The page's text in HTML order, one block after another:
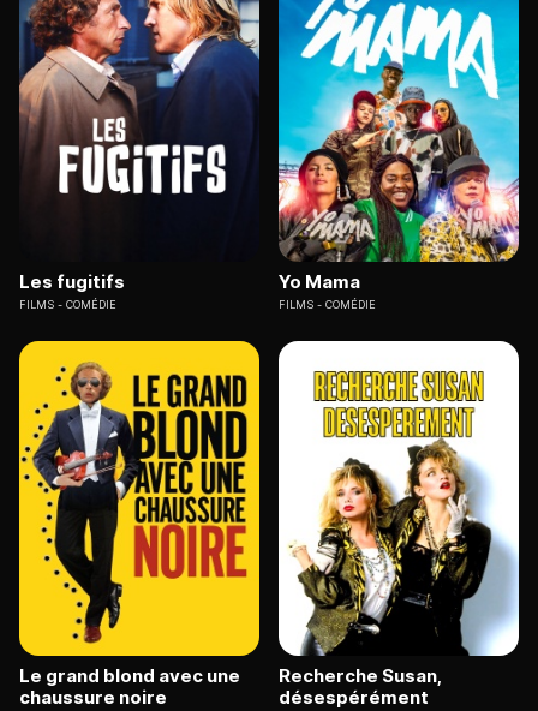
Les fugitifs
FILMS COMÉDIE
Yo Mama
FILMS COMÉDIE
Le grand blond avec une
chaussure noire
Recherche Susan,
désespérément